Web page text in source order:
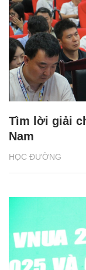
HỌC ĐƯỜNG
Tìm lời giải
Nam